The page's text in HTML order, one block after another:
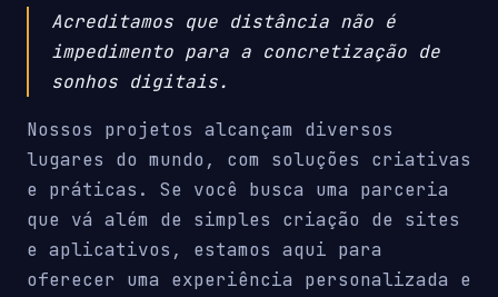
Acreditamos que distância não é
impedimento para a concretização de
sonhos digitais.
Nossos projetos alcançam diversos
lugares do mundo, com soluções criativas
e práticas. Se você busca uma parceria
que vá além de simples criação de sites
e aplicativos, estamos aqui para
oferecer uma experiência personalizada e